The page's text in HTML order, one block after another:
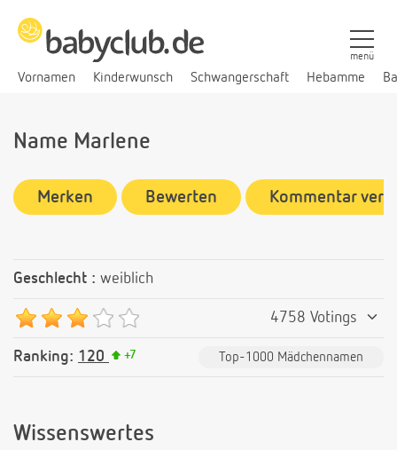
Vornamen Kinderwunsch Schwangerschaft Hebamme
menü
Name Marlene
Merken Bewerten Kommentar
Geschlecht : weiblich
4758 Votings
Ranking: 120 +7 Top-1000 Mädchennamen
Wissenswertes